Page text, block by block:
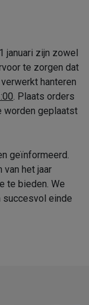
januari zijn zowel
te zorgen dat
hanteren
. Plaats orders
worden geplaatst
geïnformeerd.
het jaar
te bieden. We
succesvol einde